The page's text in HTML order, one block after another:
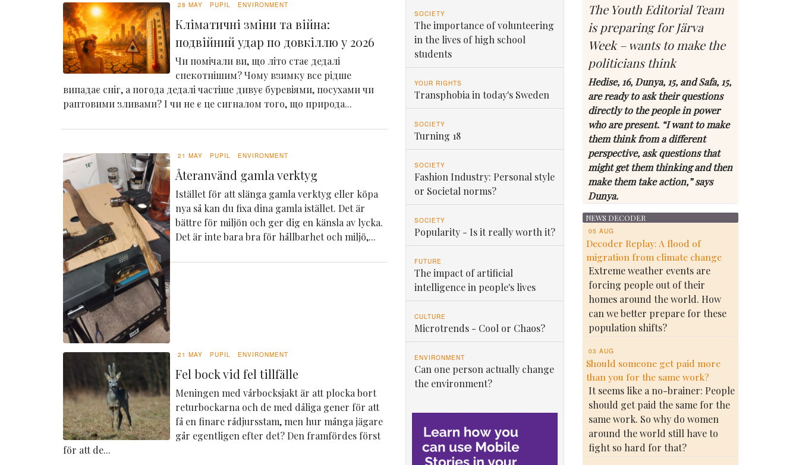
28 MAY PUPIL ENVIRONMENT
Кліматичні зміни та війна:
подвійний удар по довкіллю у 2026
Чи помічали ви, що літо стає дедалі
спекотнішим? Чому взимку все рідше
випадає сніг, а погода дедалі частіше дивує буревіями, посухами чи
раптовими зливами? І чи не є це сигналом того, що природа...
21 MAY PUPIL ENVIRONMENT
Återanvänd gamla verktyg
Istället för att slänga gamla verktyg eller köpa
nya så kan du fixa dina gamla istället. Det är
bättre för miljön och ger dig en känsla av lycka.
Det är inte bara bra för hållbarhet och miljö,...
21 MAY PUPIL ENVIRONMENT
Fel bock vid fel tillfälle
Meningen med vårbocksjakt är att plocka bort
returbockarna och de med dåliga gener för att
få en finare rådjursstam, men hur många jägare
går egentligen efter det? Den framfördes först
för att de...
SOCIETY
The importance of volunteering
in the lives of high school
students
YOUR RIGHTS
Transphobia in today's Sweden
SOCIETY
Turning 18
SOCIETY
Fashion Industry: Personal style
or Societal norms?
SOCIETY
Popularity - Is it really worth it?
FUTURE
The impact of artificial
intelligence in people's lives
CULTURE
Microtrends - Cool or Chaos?
ENVIRONMENT
Can one person actually change
the environment?
The Youth Editorial Team
is preparing for Järva
Week – wants to make the
politicians think
Hedise, 16, Dunya, 15, and Safa, 15,
are ready to ask their questions
directly to the people in power
who are present. “I want to make
them think from a different
perspective, ask questions that
might get them thinking and then
make them take action,” says
Dunya.
NEWS DECODER
05 AUG
Decoder Replay: A flood of
migration from climate change
Extreme weather events are
forcing people out of their
homes around the world. How
can we better prepare for these
population shifts?
03 AUG
Should someone get paid more
than you for the same work?
It seems like a no-brainer: People
should get paid the same for the
same work. So why do women
around the world still have to
fight so hard for that?